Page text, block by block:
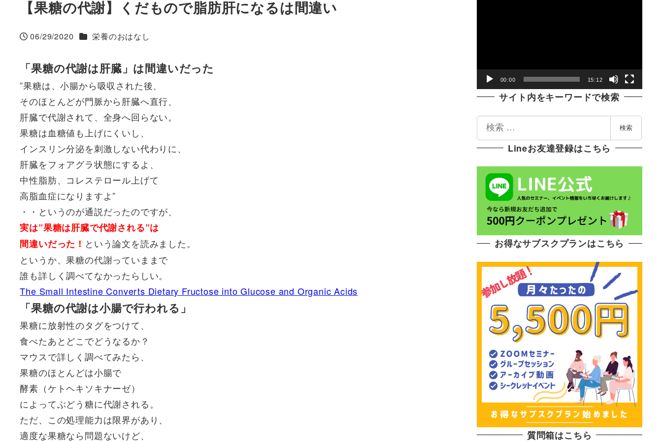
【果糖の代謝】くだもので脂肪肝になるは間違い
投稿日
06/29/2020 カテゴリー
栄養のおはなし
「果糖の代謝は肝臓」は間違いだった
”果糖は、小腸から吸収された後、
そのほとんどが門脈から肝臓へ直行、
肝臓で代謝されて、全身へ回らない。
果糖は血糖値も上げにくいし、
インスリン分泌を刺激しない代わりに、
肝臓をフォアグラ状態にするよ、
中性脂肪、コレステロール上げて
高脂血症になりますよ”
・・というのが通説だったのですが、
実は”果糖は肝臓で代謝される”は
間違いだった！ という論文を読みました。
というか、果糖の代謝っていままで
誰も詳しく調べてなかったらしい。
The Small Intestine Converts Dietary Fructose into Glucose and Organic Acids
「果糖の代謝は小腸で行われる」
果糖に放射性のタグをつけて、
食べたあとどこでどうなるか？
マウスで詳しく調べてみたら、
果糖のほとんどは小腸で
酵素（ケトヘキソキナーゼ）
によってぶどう糖に代謝される。
ただ、この処理能力は限界があり、
適度な果糖なら問題ないけど、
ヤ
00:00 15:12
サイト内をキーワードで検索
検
検索
Lineお友達登録はこちら
お得なサブスクプランはこちら
質問箱はこちら